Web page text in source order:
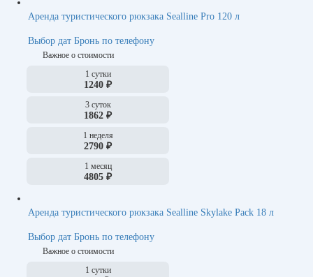
Тенты и шатры
Кемпинговая мебель
Газовое оборудование
Трекинг и скандинавская ходьба
Аренда туристического рюкзака Sealline Pro 120 л
Выбор дат Бронь по телефону
Важное о стоимости
1 сутки
1240 ₽
3 суток
1862 ₽
1 неделя
2790 ₽
1 месяц
4805 ₽
Аренда туристического рюкзака Sealline Skylake Pack 18 л
Выбор дат Бронь по телефону
Важное о стоимости
1 сутки